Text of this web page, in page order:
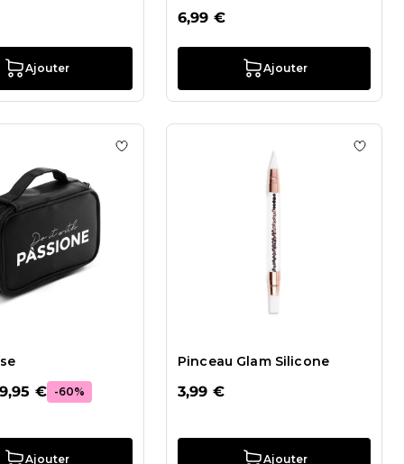
Ajouter
6,99 €
Ajouter
Pinceau POSH Gel 4
€ -60%
Ajouter
Ajouter à la liste de souhaits Brush Case
Pinceau Glam Silicone
3,99 €
Ajouter